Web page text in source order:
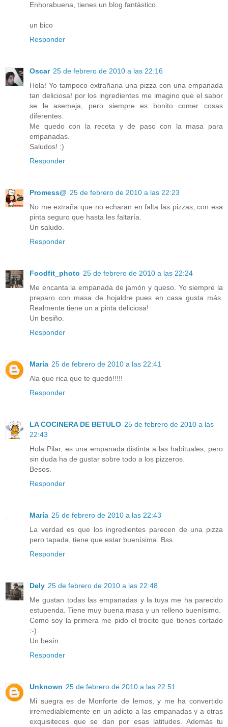
Enhorabuena, tienes un blog fantástico.
un bico
Responder
Oscar 25 de febrero de 2010 a las 22:16
Hola! Yo tampoco extrañaria una pizza con una empanada
tan deliciosa! por los ingredientes me imagino que el sabor
se le asemeja, pero siempre es bonito comer cosas
diferentes.
Me quedo con la receta y de paso con la masa para
empanadas.
Saludos! :)
Responder
Promess@ 25 de febrero de 2010 a las 22:23
No me extraña que no echaran en falta las pizzas, con esa
pinta seguro que hasta les faltaría.
Un saludo.
Responder
Foodfit_photo 25 de febrero de 2010 a las 22:24
Me encanta la empanada de jamón y queso. Yo siempre la
preparo con masa de hojaldre pues en casa gusta más.
Realmente tiene un a pinta deliciosa!
Un besiño.
Responder
María 25 de febrero de 2010 a las 22:41
Ala que rica que te quedó!!!!!
Responder
LA COCINERA DE BETULO 25 de febrero de 2010 a las
22:43
Hola Pilar, es una empanada distinta a las habituales, pero
sin duda ha de gustar sobre todo a los pizzeros.
Besos.
Responder
María 25 de febrero de 2010 a las 22:43
La verdad es que los ingredientes parecen de una pizza
pero tapada, tiene que estar buenísima. Bss.
Responder
Dely 25 de febrero de 2010 a las 22:48
Me gustan todas las empanadas y la tuya me ha parecido
estupenda. Tiene muy buena masa y un relleno buenísimo.
Como soy la primera me pido el trocito que tienes cortado
:-)
Un besín.
Responder
Unknown 25 de febrero de 2010 a las 22:51
Mi suegra es de Monforte de lemos, y me ha convertido
irremediablemente en un adicto a las empanadas y a otras
exquisiteces que se dan por esas latitudes. Además tu